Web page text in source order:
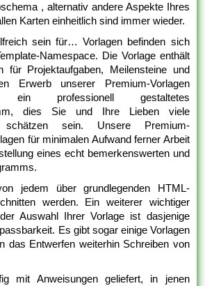
, alternativ andere Aspekte Ihres
Karten einheitlich sind immer wieder.
sein für… Vorlagen befinden sich
Namespace. Die Vorlage enthält
für Projektaufgaben, Meilensteine und
Erwerb unserer Premium-Vorlagen
professionell gestaltetes
dies Sie und Ihre Lieben viele
sein. Unsere Premium-
für minimalen Aufwand ferner Arbeit
eines echt bemerkenswerten und
jedem über grundlegenden HTML-
werden. Ein weiterer wichtiger
Auswahl Ihrer Vorlage ist dasjenige
Es gibt sogar einige Vorlagen
das Entwerfen weiterhin Schreiben von
mit Anweisungen geliefert, in jenen